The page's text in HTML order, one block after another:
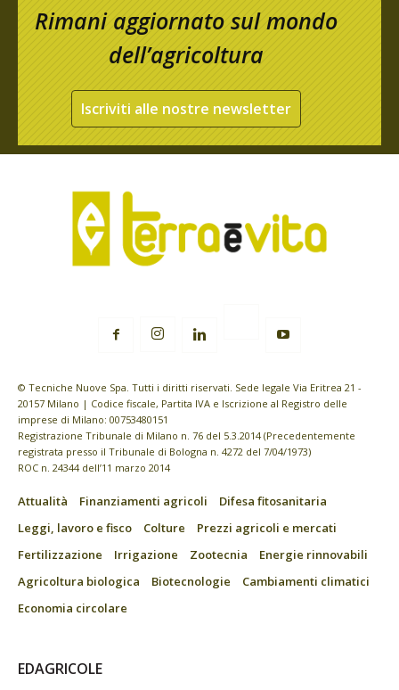
Rimani aggiornato sul mondo
dell’agricoltura
Iscriviti alle nostre newsletter
© Tecniche Nuove Spa. Tutti i diritti riservati. Sede legale Via Eritrea 21 -
20157 Milano | Codice fiscale, Partita IVA e Iscrizione al Registro delle
imprese di Milano: 00753480151
Registrazione Tribunale di Milano n. 76 del 5.3.2014 (Precedentemente
registrata presso il Tribunale di Bologna n. 4272 del 7/04/1973)
ROC n. 24344 dell’11 marzo 2014
Attualità Finanziamenti agricoli
Difesa fitosanitaria
Leggi, lavoro e fisco
Colture
Prezzi agricoli e mercati
Fertilizzazione
Irrigazione Zootecnia
Energie rinnovabili
Agricoltura biologica
Biotecnologie
Cambiamenti climatici
Economia circolare
EDAGRICOLE